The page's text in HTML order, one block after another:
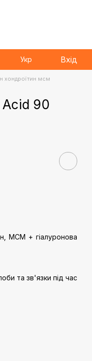
Укр Вхід
хондроїтин мсм
Acid 90
МСМ + гіалуронова
та зв'язки під час